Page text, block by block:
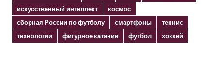
искусственный интеллект
космос
сборная России по футболу
смартфоны
теннис
технологии
фигурное катание футбол хоккей